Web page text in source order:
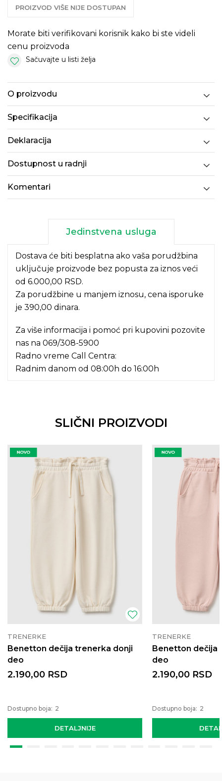
PROIZVOD VIŠE NIJE DOSTUPAN
Morate biti verifikovani korisnik kako bi ste videli
cenu proizvoda
Sačuvajte u listi želja
O proizvodu
Specifikacija
Deklaracija
Dostupnost u radnji
Komentari
Jedinstvena usluga
Dostava će biti besplatna ako vaša porudžbina
uključuje proizvode bez popusta za iznos veći
od 6.000,00 RSD.
Za porudžbine u manjem iznosu, cena isporuke
je 390,00 dinara.
Za više informacija i pomoć pri kupovini pozovite
nas na 069/308-5900
Radno vreme Call Centra:
Radnim danom od 08:00h do 16:00h
SLIČNI PROIZVODI
TRENERKE
Benetton dečija trenerka donji
deo
DETALJNIJE
2.190,00 RSD
Dostupno boja: 2
TRENERKE
Benetton dečija
deo
2.190,00 RSD
Dostupno boja: 2